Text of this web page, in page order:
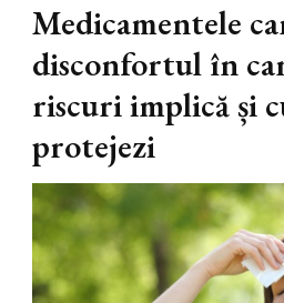
Medicamentele
disconfortul în
riscuri implică și
protejezi